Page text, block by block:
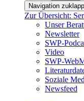
Navigation
Zur Übersicht:
Unser
Newsletter
SWP-
Video
SWP-
Soziale
Newsfeed